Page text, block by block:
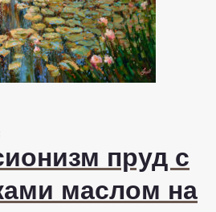
пруд с
маслом на